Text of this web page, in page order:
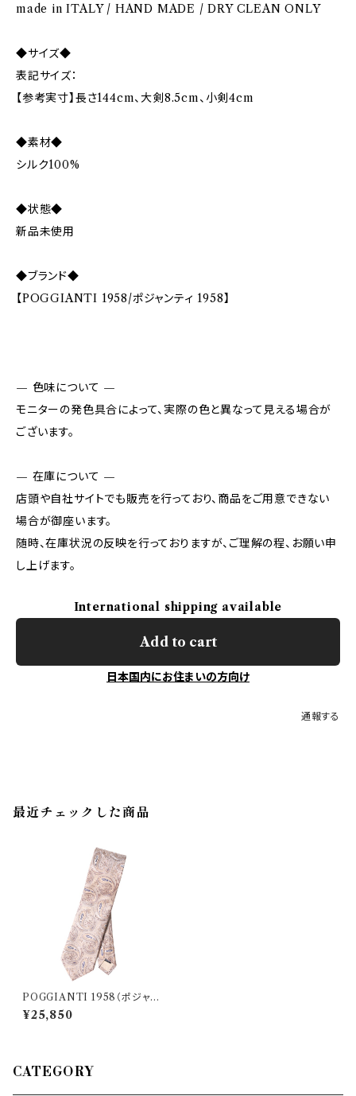
made in ITALY / HAND MADE / DRY CLEAN ONLY
◆サイズ◆
表記サイズ：
【参考実寸】長さ144cm、大剣8.5cm、小剣4cm
◆素材◆
シルク100%
◆状態◆
新品未使用
◆ブランド◆
【POGGIANTI 1958/ポジャンティ 1958】
— 色味について —
モニターの発色具合によって、実際の色と異なって見える場合が
ございます。
— 在庫について —
店頭や自社サイトでも販売を行っており、商品をご用意できない
場合が御座います。
随時、在庫状況の反映を行っておりますが、ご理解の程、お願い申
し上げます。
International shipping available
Add to cart
日本国内にお住まいの方向け
通報する
最近チェックした商品
POGGIANTI 1958（ポジャン
ティ 1958） ネクタイ 33434
¥25,850
CATEGORY